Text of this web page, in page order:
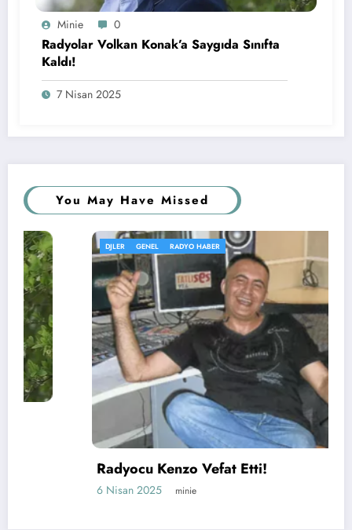
Minie 0
Radyolar Volkan Konak’a Saygıda Sınıfta
Kaldı!
7 Nisan 2025
You May Have Missed
DJLER RADYO HABER
Radyocu Kenzo Vefat Etti!
minie